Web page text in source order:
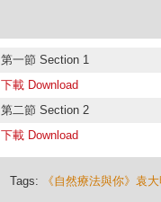
第一節 Section 1
下載 Download
第二節 Section 2
下載 Download
Tags: 《自然療法與你》袁